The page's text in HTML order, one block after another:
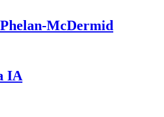
McDermid
IA